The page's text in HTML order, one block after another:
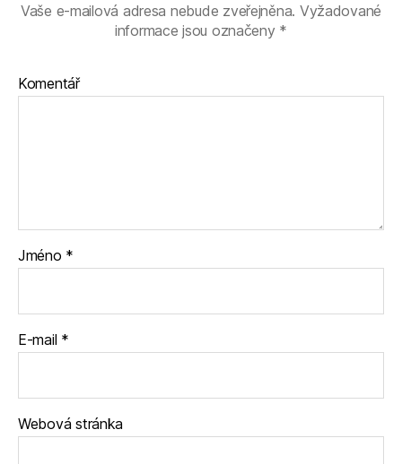
Vaše e-mailová adresa nebude zveřejněna. Vyžadované
informace jsou označeny *
Komentář
Jméno *
E-mail *
Webová stránka